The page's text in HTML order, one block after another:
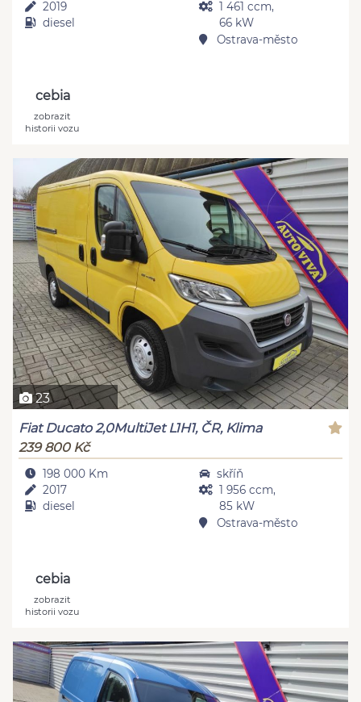
2019
diesel
1 461 ccm,
66 kW
Ostrava-město
cebia
zobrazit
historii vozu
23
Fiat Ducato 2,0MultiJet L1H1, ČR, Klima
239 800 Kč
198 000 Km
2017
diesel
skříň
1 956 ccm,
85 kW
Ostrava-město
cebia
zobrazit
historii vozu